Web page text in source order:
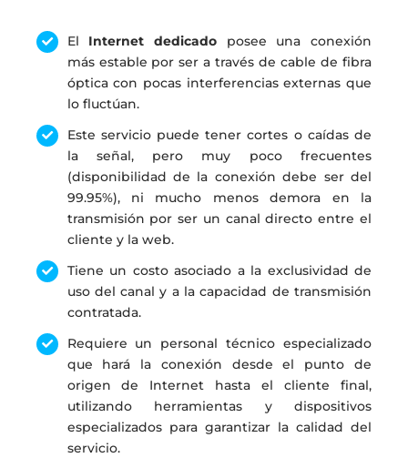
El Internet dedicadoposee una conexión
más estable por ser a través de cable de fibra
óptica con pocas interferencias externas que
lo fluctúan.
Este servicio puede tener cortes o caídas de
la señal, pero muy poco frecuentes
(disponibilidad de la conexión debe ser del
99.95%), ni mucho menos demora en la
transmisión por ser un canal directo entre el
cliente y la web.
Tiene un costo asociado a la exclusividad de
uso del canal y a la capacidad de transmisión
contratada.
Requiere un personal técnico especializado
que hará la conexión desde el punto de
origen de Internet hasta el cliente final,
utilizando herramientas y dispositivos
especializados para garantizar la calidad del
servicio.